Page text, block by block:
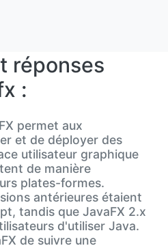
réponses
:
permet aux
et de déployer des
utilisateur graphique
de manière
plates-formes.
antérieures étaient
tandis que JavaFX 2.x
d'utiliser Java.
de suivre une